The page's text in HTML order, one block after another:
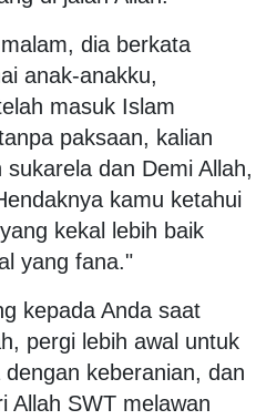
dia berkata
anak-anakku,
masuk Islam
paksaan, kalian
dan Demi Allah,
kamu ketahui
kekal lebih baik
yang fana."
kepada Anda saat
pergi lebih awal untuk
keberanian, dan
Allah SWT melawan